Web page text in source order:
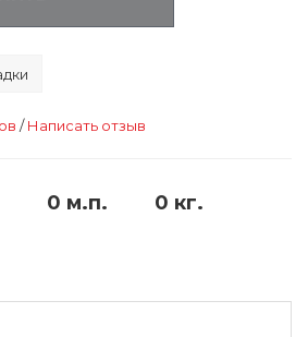
/Написать отзыв
0 м.п.
0 кг.